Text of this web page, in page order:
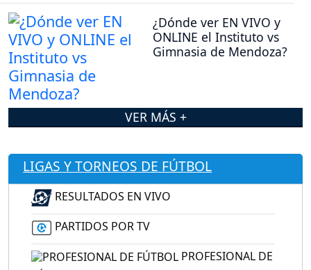
¿Dónde ver EN VIVO y
ONLINE el Instituto vs
Gimnasia de Mendoza?
VER MÁS +
LIGAS Y TORNEOS DE FÚTBOL
RESULTADOS EN VIVO
PARTIDOS POR TV
PROFESIONAL DE